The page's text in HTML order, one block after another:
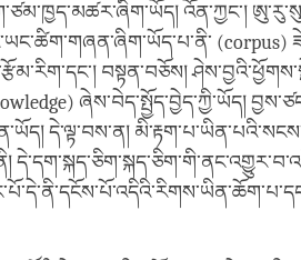
འོན་ཀྱང་།
(corpus)
བསྟན་བཅོས།
ཞེས་བེད་སྤྱོད་བྱེད་ཀྱི་ཡོད།
དེ་ལྟ་བས་ན།